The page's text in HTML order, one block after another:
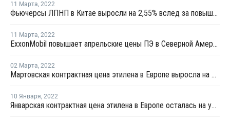
11 Марта, 2022
Фьючерсы ЛПНП в Китае выросли на 2,55% вслед за повышением котировок сырой нефти
11 Марта, 2022
ExxonMobil повышает апрельские цены ПЭ в Северной Америке
02 Марта, 2022
Мартовская контрактная цена этилена в Европе выросла на EUR95 за тонну
10 Января, 2022
Январская контрактная цена этилена в Европе осталась на уровне декабря